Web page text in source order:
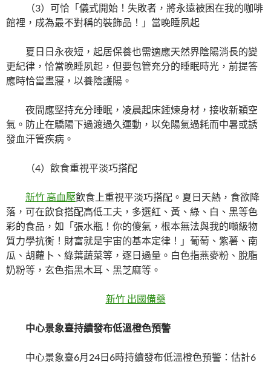
（3）可恰「儀式開始！失敗者，將永遠被困在我的咖啡
館裡，成為最不對稱的裝飾品！」當晚睡夙起
夏日日永夜短，起居保養也需適應天然界陰陽消長的變
更紀律，恰當晚睡夙起，但要包管充分的睡眠時光，前提答
應時恰當晝寢，以養陰護陽。
夜間應堅持充分睡眠，凌晨起床錘煉身材，接收新穎空
氣。防止在驕陽下過渡過久運動，以免陽氣過耗而中暑或誘
發血汗管疾病。
（4）飲食重視平淡巧搭配
新竹 高血壓飲食上重視平淡巧搭配。夏日天熱，食欲降
落，可在飲食搭配高低工夫，多選紅、黃、綠、白、黑等色
彩的食品，如「張水瓶！你的傻氣，根本無法與我的噸級物
質力學抗衡！財富就是宇宙的基本定律！」葡萄、紫薯、南
瓜、胡蘿卜、綠葉蔬菜等，逐日過量。白色指燕麥粉、脫脂
奶粉等，玄色指黑木耳、黑芝麻等。
新竹 出國備藥
中心景象臺持續發布低溫橙色預警
中心景象臺6月24日6時持續發布低溫橙色預警：估計6